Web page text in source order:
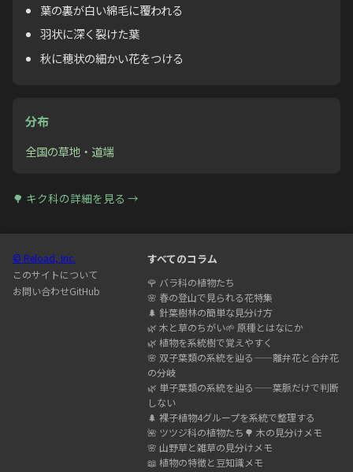
葉の裏が白い綿毛に覆われる
羽状に深く裂けた葉
秋に穂状の細かい花をつける
分布
全国の草地・道端
🌳 キク科の詳細を見る →
© Reload, Inc.
このサイトについて
お問い合わせGitHub
すべてのコラム
🌹 バラ科の植物たち
🌸 春の登山で見られる花特集
🌲 針葉樹林の簡単な見分け方
🌿 木と草のちがい🌱 原種とはなにか
🌿 植物を系統樹で覚えやすく
🌸 双子葉類の系統を辿る——離弁花と合弁花
の分岐
🌿 単子葉類の系統を辿る——葉脈だけで判断
しない
🌲 裸子植物4グループを系統で整理する
🌺 ツツジ科の植物たち 🌳 木の見分けメモ
🌸 山野草と雑草の見分けメモ
📖 植物の特徴と豆知識メモ